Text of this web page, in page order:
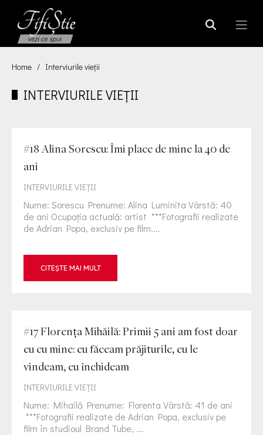
Home / Interviurile vieţii
INTERVIURILE VIEŢII
#18 Alina Sorescu: Îmi place de mine la 40 de
ani
INTERVIURILE VIEŢII
Nume: Sorescu Prenume: Alina Luminita Vârstă: 40
de ani Ocupația actuală: artist ***Fotografii realizate
de Adrian Popa, exclusiv pe film....
CITEȘTE MAI MULT
#17 Florența Mihăilă: Primii 5 ani am fost doar
eu cu mine: eu făceam prăjiturile, eu le
vindeam, eu închideam
INTERVIURILE VIEŢII
Nume: Mihailă Prenume: Florenta Vârstă: 41 de ani
***Fotografii realizate de Adrian Popa, exclusiv pe
film în studioul Brand Tube, ...